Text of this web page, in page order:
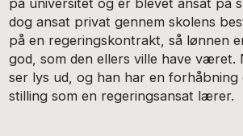
på universitet og er blevet ansat på
dog ansat privat gennem skolens
på en regeringskontrakt, så lønnen
god, som den ellers ville have været.
ser lys ud, og han har en
stilling som en regeringsansat lærer.